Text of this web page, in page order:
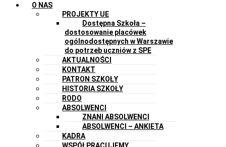
O NAS
PROJEKTY UE
Dostępna Szkoła –
dostosowanie placówek
ogólnodostępnych w Warszawie
do potrzeb uczniów z SPE
AKTUALNOŚCI
KONTAKT
PATRON SZKOŁY
HISTORIA SZKOŁY
RODO
ABSOLWENCI
ZNANI ABSOLWENCI
ABSOLWENCI – ANKIETA
KADRA
WSPÓŁPRACUJEMY